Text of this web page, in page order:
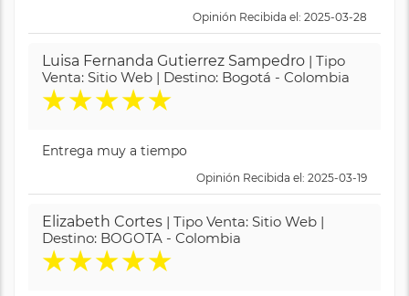
Opinión Recibida el: 2025-03-28
Luisa Fernanda Gutierrez Sampedro | Tipo
Venta: Sitio Web | Destino: Bogotá - Colombia
★★★★★
Entrega muy a tiempo
Opinión Recibida el: 2025-03-19
Elizabeth Cortes | Tipo Venta: Sitio Web |
Destino: BOGOTA - Colombia
★★★★★